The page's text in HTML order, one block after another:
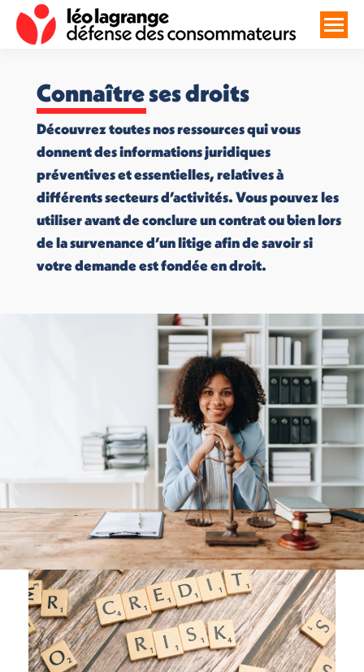
Connaître ses droits
Découvrez toutes nos ressources qui vous
donnent des informations juridiques
préventives et essentielles, relatives à
différents secteurs d’activités. Vous pouvez les
utiliser avant de conclure un contrat ou bien lors
de la survenance d’un litige afin de savoir si
votre demande est fondée en droit.